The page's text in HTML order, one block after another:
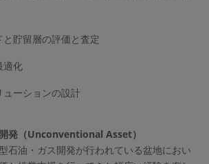
と貯留層の評価と査定
適化
ーションの設計
発（Unconventional Asset）
石油・ガス開発が行われている盆地におい